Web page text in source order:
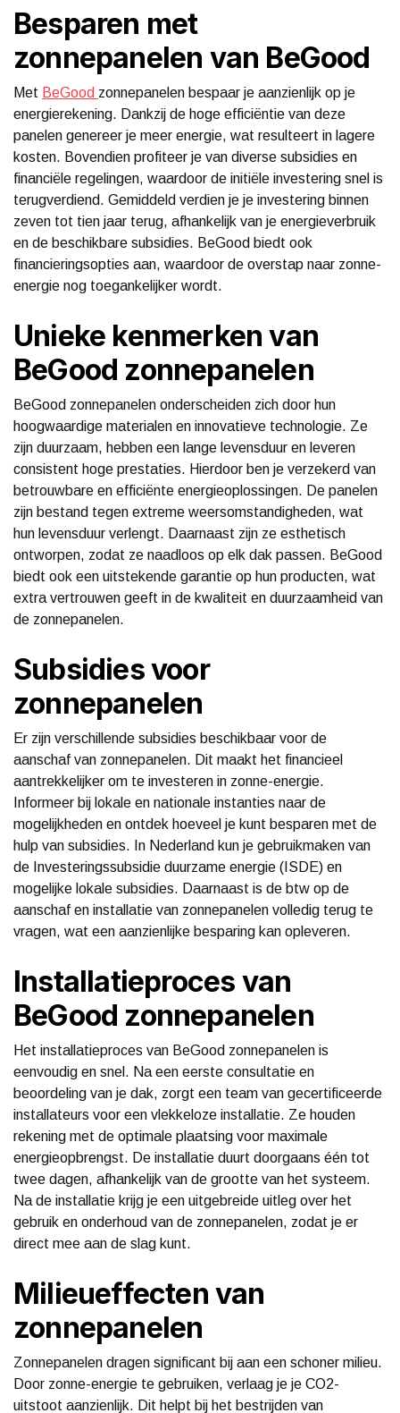
Besparen met
zonnepanelen van BeGood
Met BeGood zonnepanelen bespaar je aanzienlijk op je
energierekening. Dankzij de hoge efficiëntie van deze
panelen genereer je meer energie, wat resulteert in lagere
kosten. Bovendien profiteer je van diverse subsidies en
financiële regelingen, waardoor de initiële investering snel is
terugverdiend. Gemiddeld verdien je je investering binnen
zeven tot tien jaar terug, afhankelijk van je energieverbruik
en de beschikbare subsidies. BeGood biedt ook
financieringsopties aan, waardoor de overstap naar zonne-
energie nog toegankelijker wordt.
Unieke kenmerken van
BeGood zonnepanelen
BeGood zonnepanelen onderscheiden zich door hun
hoogwaardige materialen en innovatieve technologie. Ze
zijn duurzaam, hebben een lange levensduur en leveren
consistent hoge prestaties. Hierdoor ben je verzekerd van
betrouwbare en efficiënte energieoplossingen. De panelen
zijn bestand tegen extreme weersomstandigheden, wat
hun levensduur verlengt. Daarnaast zijn ze esthetisch
ontworpen, zodat ze naadloos op elk dak passen. BeGood
biedt ook een uitstekende garantie op hun producten, wat
extra vertrouwen geeft in de kwaliteit en duurzaamheid van
de zonnepanelen.
Subsidies voor
zonnepanelen
Er zijn verschillende subsidies beschikbaar voor de
aanschaf van zonnepanelen. Dit maakt het financieel
aantrekkelijker om te investeren in zonne-energie.
Informeer bij lokale en nationale instanties naar de
mogelijkheden en ontdek hoeveel je kunt besparen met de
hulp van subsidies. In Nederland kun je gebruikmaken van
de Investeringssubsidie duurzame energie (ISDE) en
mogelijke lokale subsidies. Daarnaast is de btw op de
aanschaf en installatie van zonnepanelen volledig terug te
vragen, wat een aanzienlijke besparing kan opleveren.
Installatieproces van
BeGood zonnepanelen
Het installatieproces van BeGood zonnepanelen is
eenvoudig en snel. Na een eerste consultatie en
beoordeling van je dak, zorgt een team van gecertificeerde
installateurs voor een vlekkeloze installatie. Ze houden
rekening met de optimale plaatsing voor maximale
energieopbrengst. De installatie duurt doorgaans één tot
twee dagen, afhankelijk van de grootte van het systeem.
Na de installatie krijg je een uitgebreide uitleg over het
gebruik en onderhoud van de zonnepanelen, zodat je er
direct mee aan de slag kunt.
Milieueffecten van
zonnepanelen
Zonnepanelen dragen significant bij aan een schoner milieu.
Door zonne-energie te gebruiken, verlaag je je CO2-
uitstoot aanzienlijk. Dit helpt bij het bestrijden van